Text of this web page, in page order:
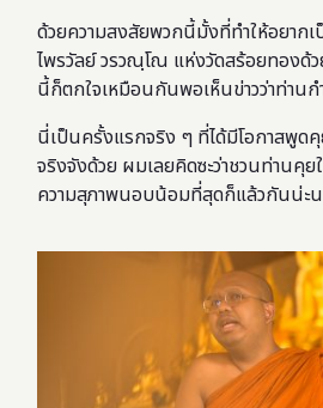
ด้วยความสงสัยพวกนี้มั้งที่ทำให้อยา
ไพรวัลย์ วรวณฺโณ แห่งวัดสร้อยทองด้
นี้ก็ตกใจเหมือนกันพอเห็นข่าวว่าท่านก
นี่เป็นครั้งแรกจริง ๆ ที่ได้มีโอกาสพูด
จริงจังด้วย ผมเลยคิดซะว่าชวนท่านคุย
ความสุภาพนอบน้อมที่สุดก็แล้วกันน่ะ